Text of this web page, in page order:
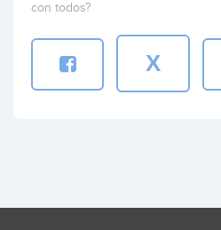
con todos?
X